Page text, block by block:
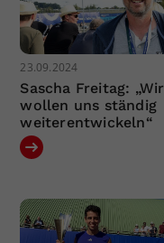
23.09.2024
Sascha Freitag: „Wir
wollen uns ständig
weiterentwickeln“